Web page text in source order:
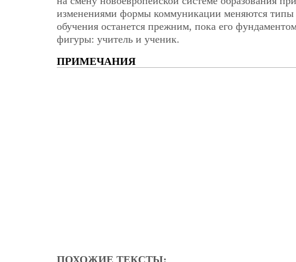
изменениями формы коммуникации меняются
обучения останется прежним, пока его
фигуры: учитель и ученик.
ПРИМЕЧАНИЯ